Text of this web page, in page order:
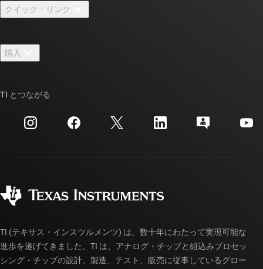
採用情報
ニュース
イベント
投資家向け情報
クイック・リンク
TI E2E™ 設計サポート・フォーラム
クロスリファレンス検索
カスタマー・サポート・センター
myTI アカウントの FAQ
購入
ご注文に関する FAQ
TI とつながる
TI (テキサス・インスツルメンツ) は、数十年にわたって実現可能な
進歩を遂げてきました。TI は、アナログ・チップと組込みプロセッ
シング・チップの設計、製造、テスト、販売に従事しているグロー